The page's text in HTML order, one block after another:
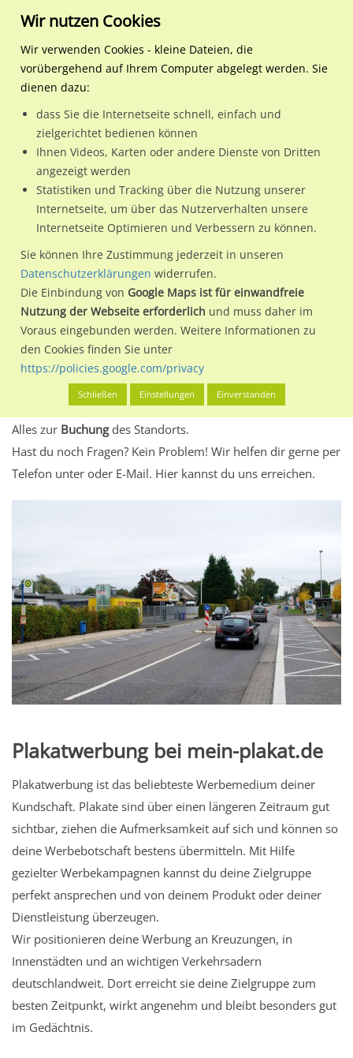
Regionale Plakatwerbung Rheinland-Pfalz
Koblenz, Stadt
Aachener Str. 2e/WE lks
56072 / Koblenz, Stadt / Rübenach
Nutze günstige Werbemöglichkeiten am Standort Aachener
Str. 2e/WE lks (City-Star)im Ortsteil Rübenach)in Koblenz,
Stadt.
Wir erheben für jede unserer Werbeflächen individuelle und
aktuelleStandortinformationenundLeistungswerte. Damit
kannst du dich schon vor der Buchung im Detail über den
Standort, seine Reichweite und Werbewirkung sowie
eventuelle Beschränkungen in den zugelassenen
Werbeinhalten informieren.
Alles klar? Dann findest du direkt im unteren Teil dieser Seite
Alles zur Buchungdes Standorts.
Hast du noch Fragen? Kein Problem! Wir helfen dir gerne per
Telefon unter oder E-Mail. Hier kannst du uns erreichen.
Plakatwerbung bei mein-plakat.de
Plakatwerbung ist das beliebteste Werbemedium deiner
Kundschaft. Plakate sind über einen längeren Zeitraum gut
sichtbar, ziehen die Aufmerksamkeit auf sich und können so
deine Werbebotschaft bestens übermitteln. Mit Hilfe
gezielter Werbekampagnen kannst du deine Zielgruppe
perfekt ansprechen und von deinem Produkt oder deiner
Dienstleistung überzeugen.
Wir positionieren deine Werbung an Kreuzungen, in
Innenstädten und an wichtigen Verkehrsadern
deutschlandweit. Dort erreicht sie deine Zielgruppe zum
besten Zeitpunkt, wirkt angenehm und bleibt besonders gut
im Gedächtnis.
Wir nutzen Cookies
Wir verwenden Cookies - kleine Dateien, die
vorübergehend auf Ihrem Computer abgelegt werden. Sie
dienen dazu:
dass Sie die Internetseite schnell, einfach und
zielgerichtet bedienen können
Ihnen Videos, Karten oder andere Dienste von Dritten
angezeigt werden
Statistiken und Tracking über die Nutzung unserer
Internetseite, um über das Nutzerverhalten unsere
Internetseite Optimieren und Verbessern zu können.
Sie können Ihre Zustimmung jederzeit in unseren
Datenschutzerklärungen widerrufen.
Die Einbindung von Google Maps ist für einwandfreie
Nutzung der Webseite erforderlich und muss daher im
Voraus eingebunden werden. Weitere Informationen zu
den Cookies finden Sie unter
https://policies.google.com/privacy
Schließen Einstellungen Einverstanden